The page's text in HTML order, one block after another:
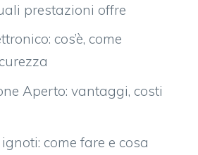
prestazioni offre
cos’è, come
Aperto: vantaggi, costi
come fare e cosa